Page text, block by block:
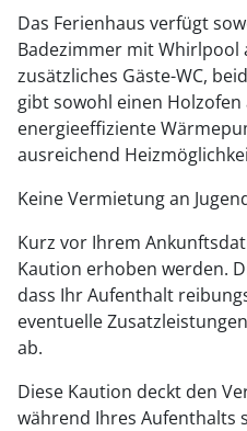
Das Ferienhaus verfügt
Badezimmer mit Whirlpool
zusätzliches Gäste-WC,
gibt sowohl einen Holzofen
energieeffiziente
ausreichend
Keine Vermietung an
Kurz vor Ihrem
Kaution erhoben werden.
dass Ihr Aufenthalt
eventuelle
ab.
Diese Kaution deckt den
während Ihres Aufenthalts